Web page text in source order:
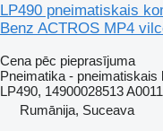
LP490 pneimatiskais
Benz ACTROS MP4
Cena pēc pieprasījuma
Pneimatika - pneimatiskais
LP490, 14900028513
Rumānija, Suceava